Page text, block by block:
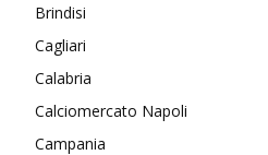
Brindisi
Cagliari
Calabria
Calciomercato Napoli
Campania